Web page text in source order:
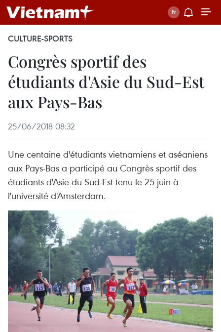
CULTURE-SPORTS
Congrès sportif des
étudiants d'Asie du Sud-Est
aux Pays-Bas
25/06/2018 08:32
Une centaine d'étudiants vietnamiens et aséaniens
aux Pays-Bas a participé au Congrès sportif des
étudiants d'Asie du Sud-Est tenu le 25 juin à
l'université d'Amsterdam.